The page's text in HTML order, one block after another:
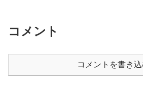
コメント
コメントを書き